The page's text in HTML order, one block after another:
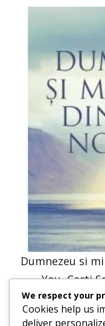
Dumnezeu si
You, Carti
We respect your
Cookies help us
deliver